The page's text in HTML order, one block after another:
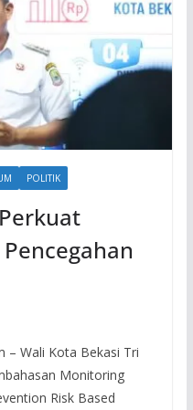
POLITIK
– Wali Kota Bekasi Tri
Monitoring
Risk Based